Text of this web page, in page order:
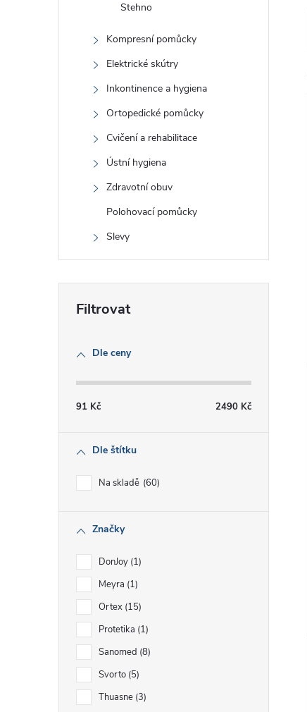
Stehno
Kompresní pomůcky
Elektrické skútry
Inkontinence a hygiena
Ortopedické pomůcky
Cvičení a rehabilitace
Ústní hygiena
Zdravotní obuv
Polohovací pomůcky
Slevy
Dle ceny
91 Kč 2490 Kč
Dle štítku
Na skladě 60
Značky
DonJoy 1
Meyra 1
Ortex 15
Protetika 1
Sanomed 8
Svorto 5
Thuasne 3